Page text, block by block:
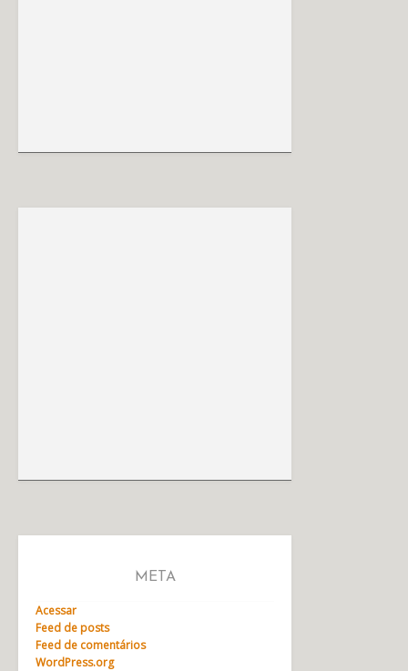
META
Acessar
Feed de posts
Feed de comentários
WordPress.org